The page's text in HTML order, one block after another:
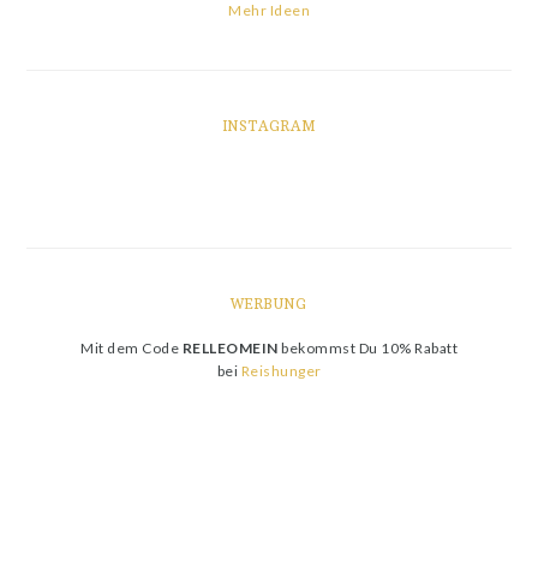
Mehr Ideen
INSTAGRAM
WERBUNG
Mit dem Code RELLEOMEIN bekommst Du 10% Rabatt
bei Reishunger